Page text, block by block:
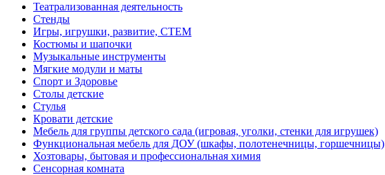
Театрализованная деятельность
Стенды
Игры, игрушки, развитие, СТЕМ
Костюмы и шапочки
Музыкальные инструменты
Мягкие модули и маты
Спорт и Здоровье
Столы детские
Стулья
Кровати детские
Мебель для группы детского сада (игровая, уголки, стенки для игрушек)
Функциональная мебель для ДОУ (шкафы, полотенечницы, горшечницы)
Хозтовары, бытовая и профессиональная химия
Сенсорная комната